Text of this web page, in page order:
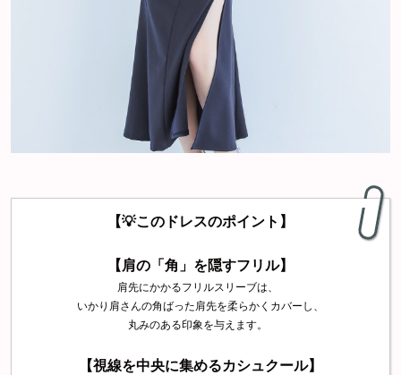
【💡このドレスのポイント】
【肩の「角」を隠すフリル】
肩先にかかるフリルスリーブは、
いかり肩さんの角ばった肩先を柔らかくカバーし、
丸みのある印象を与えます。
【視線を中央に集めるカシュクール】